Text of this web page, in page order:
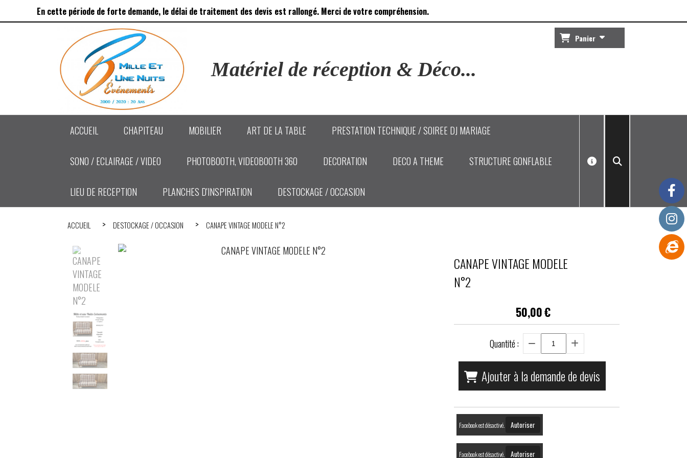
En cette période de forte demande, le délai de traitement des devis est rallongé. Merci de votre compréhension.
Matériel de réception & Déco...
Panier
ACCUEIL CHAPITEAU MOBILIER ART DE LA TABLE PRESTATION TECHNIQUE / SOIREE DJ MARIAGE
SONO / ECLAIRAGE / VIDEO PHOTOBOOTH, VIDEOBOOTH 360 DECORATION DECO A THEME STRUCTURE GONFLABLE
LIEU DE RECEPTION PLANCHES D'INSPIRATION DESTOCKAGE / OCCASION
ACCUEIL DESTOCKAGE / OCCASION CANAPE VINTAGE MODELE N°2
CANAPE VINTAGE MODELE
N°2
50,00€
Quantité :
Ajouter à la demande de devis
Facebook est désactivé. Autoriser
Facebook est désactivé. Autoriser